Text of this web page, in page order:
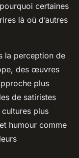
certaines
là où d’autres
la perception de
des œuvres
plus
de satiristes
plus
humour comme